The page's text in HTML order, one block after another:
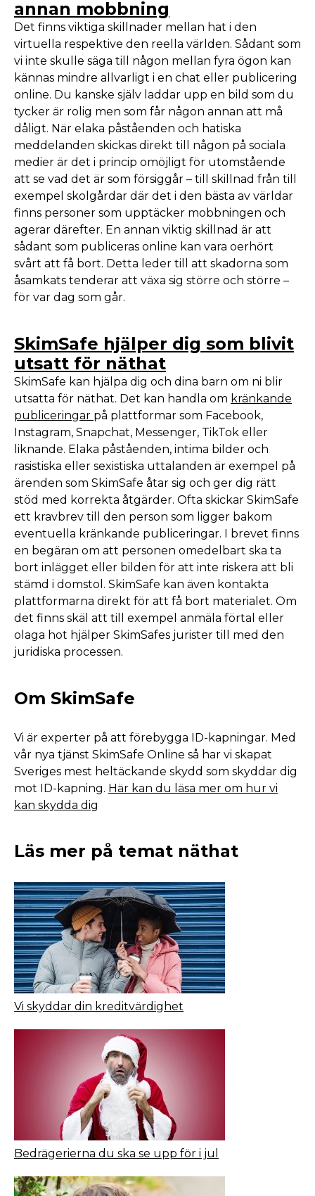
annan mobbning
Det finns viktiga skillnader mellan hat i den
virtuella respektive den reella världen. Sådant som
vi inte skulle säga till någon mellan fyra ögon kan
kännas mindre allvarligt i en chat eller publicering
online. Du kanske själv laddar upp en bild som du
tycker är rolig men som får någon annan att må
dåligt. När elaka påståenden och hatiska
meddelanden skickas direkt till någon på sociala
medier är det i princip omöjligt för utomstående
att se vad det är som försiggår – till skillnad från till
exempel skolgårdar där det i den bästa av världar
finns personer som upptäcker mobbningen och
agerar därefter. En annan viktig skillnad är att
sådant som publiceras online kan vara oerhört
svårt att få bort. Detta leder till att skadorna som
åsamkats tenderar att växa sig större och större –
för var dag som går.
SkimSafe hjälper dig som blivit
utsatt för näthat
SkimSafe kan hjälpa dig och dina barn om ni blir
utsatta för näthat. Det kan handla om kränkande
publiceringar på plattformar som Facebook,
Instagram, Snapchat, Messenger, TikTok eller
liknande. Elaka påståenden, intima bilder och
rasistiska eller sexistiska uttalanden är exempel på
ärenden som SkimSafe åtar sig och ger dig rätt
stöd med korrekta åtgärder. Ofta skickar SkimSafe
ett kravbrev till den person som ligger bakom
eventuella kränkande publiceringar. I brevet finns
en begäran om att personen omedelbart ska ta
bort inlägget eller bilden för att inte riskera att bli
stämd i domstol. SkimSafe kan även kontakta
plattformarna direkt för att få bort materialet. Om
det finns skäl att till exempel anmäla förtal eller
olaga hot hjälper SkimSafes jurister till med den
juridiska processen.
Om SkimSafe
Vi är experter på att förebygga ID-kapningar. Med
vår nya tjänst SkimSafe Online så har vi skapat
Sveriges mest heltäckande skydd som skyddar dig
mot ID-kapning. Här kan du läsa mer om hur vi
kan skydda dig
Läs mer på temat näthat
Vi skyddar din kreditvärdighet
Bedrägerierna du ska se upp för i jul